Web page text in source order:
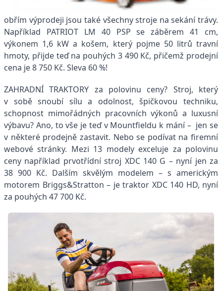
obřím výprodeji jsou také všechny stroje na sekání trávy.
Například PATRIOT LM 40 PSP se záběrem 41 cm,
výkonem 1,6 kW a košem, který pojme 50 litrů travní
hmoty, přijde teď na pouhých 3 490 Kč, přičemž prodejní
cena je 8 750 Kč. Sleva 60 %!
ZAHRADNÍ TRAKTORY za polovinu ceny? Stroj, který
v sobě snoubí sílu a odolnost, špičkovou techniku,
schopnost mimořádných pracovních výkonů a luxusní
výbavu? Ano, to vše je teď v Mountfieldu k mání – jen se
v některé prodejně zastavit. Nebo se podívat na firemní
webové stránky. Mezi 13 modely exceluje za polovinu
ceny například prvotřídní stroj XDC 140 G – nyní jen za
38 900 Kč. Dalším skvělým modelem – s americkým
motorem Briggs&Stratton – je traktor XDC 140 HD, nyní
za pouhých 47 700 Kč.